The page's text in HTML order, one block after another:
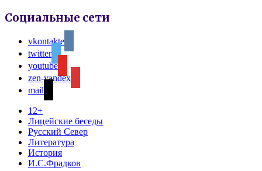
Социальные сети
vkontakte
twitter
youtube
zen-yandex
mail
12+
Лицейские беседы
Русский Север
Литература
История
И.С.Фрадков